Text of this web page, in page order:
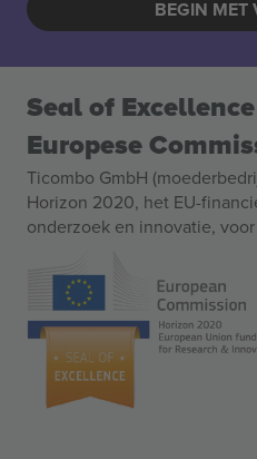
BEGIN MET
Seal of
Europese
Ticombo GmbH
Horizon 2020, het EU-
onderzoek en innovatie,